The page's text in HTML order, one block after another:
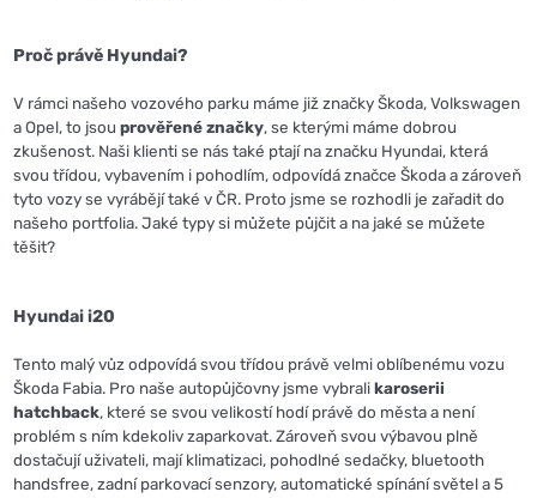
Proč právě Hyundai?
V rámci našeho vozového parku máme již značky Škoda, Volkswagen
a Opel, to jsouprověřené značky, se kterými máme dobrou
zkušenost. Naši klienti se nás také ptají na značku Hyundai, která
svou třídou, vybavením i pohodlím, odpovídá značce Škoda a zároveň
tyto vozy se vyrábějí také v ČR. Proto jsme se rozhodli je zařadit do
našeho portfolia.Jaké typy si můžete půjčit a na jaké se můžete
těšit?
Hyundai i20
Tento malý vůz odpovídá svou třídou právě velmi oblíbenému vozu
Škoda Fabia. Pro naše autopůjčovny jsme vybralikaroserii
hatchback, které se svou velikostí hodí právě do města a není
problém s ním kdekoliv zaparkovat. Zároveň svou výbavou plně
dostačují uživateli, mají klimatizaci, pohodlné sedačky, bluetooth
handsfree, zadní parkovací senzory, automatické spínání světel a 5